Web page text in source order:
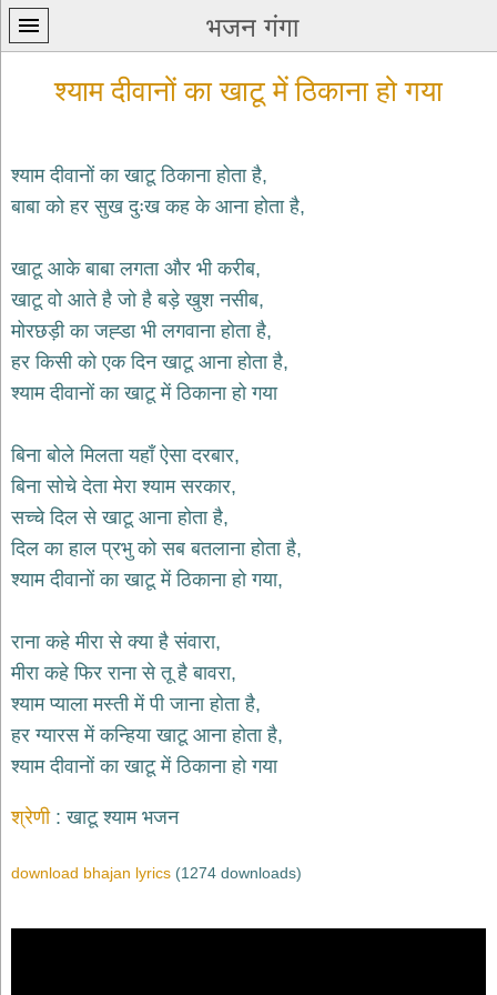
भजन गंगा
प्रथम
कृष्ण
भजन
krishna
bhajans
शिव
bhajans
हनुमान
भजन
bhajans
साईं
bhajans
जैन
भजन
jain
bhajans
भजन
durga
गणेश
श्याम दीवानों का खाटू में ठिकाना हो गया
श्याम दीवानों का खाटू ठिकाना होता है,
बाबा को हर सुख दुःख कह के आना होता है,
खाटू आके बाबा लगता और भी करीब,
खाटू वो आते है जो है बड़े खुश नसीब,
मोरछड़ी का जह्डा भी लगवाना होता है,
हर किसी को एक दिन खाटू आना होता है,
श्याम दीवानों का खाटू में ठिकाना हो गया
बिना बोले मिलता यहाँ ऐसा दरबार,
बिना सोचे देता मेरा श्याम सरकार,
सच्चे दिल से खाटू आना होता है,
दिल का हाल प्रभु को सब बतलाना होता है,
श्याम दीवानों का खाटू में ठिकाना हो गया,
राना कहे मीरा से क्या है संवारा,
मीरा कहे फिर राना से तू है बावरा,
श्याम प्याला मस्ती में पी जाना होता है,
हर ग्यारस में कन्हिया खाटू आना होता है,
श्याम दीवानों का खाटू में ठिकाना हो गया
श्रेणी खाटू श्याम भजन
download bhajan lyrics (1274 downloads)